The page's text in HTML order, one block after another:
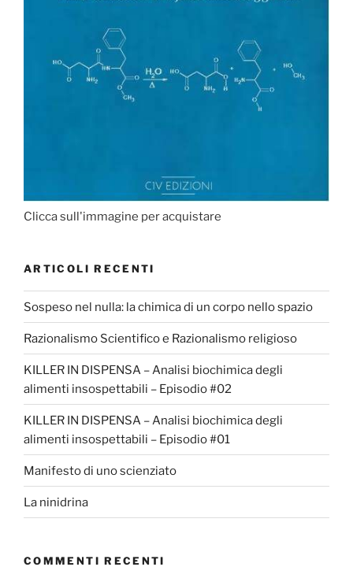
Clicca sull'immagine per acquistare
ARTICOLI RECENTI
Sospeso nel nulla: la chimica di un corpo nello spazio
Razionalismo Scientifico e Razionalismo religioso
KILLER IN DISPENSA – Analisi biochimica degli
alimenti insospettabili – Episodio #02
KILLER IN DISPENSA – Analisi biochimica degli
alimenti insospettabili – Episodio #01
Manifesto di uno scienziato
La ninidrina
COMMENTI RECENTI